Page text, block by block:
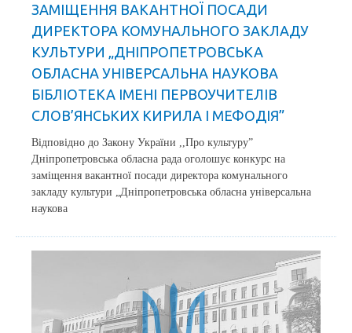
ЗАМІЩЕННЯ ВАКАНТНОЇ ПОСАДИ
ДИРЕКТОРА КОМУНАЛЬНОГО ЗАКЛАДУ
КУЛЬТУРИ „ДНІПРОПЕТРОВСЬКА
ОБЛАСНА УНІВЕРСАЛЬНА НАУКОВА
БІБЛІОТЕКА ІМЕНІ ПЕРВОУЧИТЕЛІВ
СЛОВ’ЯНСЬКИХ КИРИЛА І МЕФОДІЯ”
Відповідно до Закону України ,,Про культуру”
Дніпропетровська обласна рада оголошує конкурс на
заміщення вакантної посади директора комунального
закладу культури „Дніпропетровська обласна універсальна
наукова